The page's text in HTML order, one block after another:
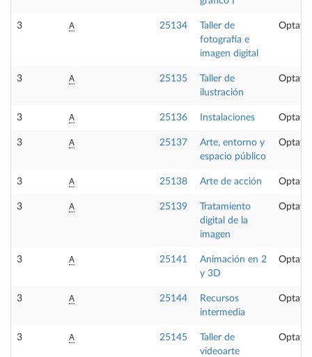
3 A 25134
Taller de
fotografía e
imagen digital
3 A 25135
Taller de
ilustración
3 A 25136 Instalaciones
3 A 25137
Arte, entorno y
espacio público
3 A 25138 Arte de acción
3 A 25139
Tratamiento
digital de la
imagen
3 A 25141
Animación en 2
y 3D
3 A 25144
Recursos
intermedia
3 A 25145
Taller de
videoarte